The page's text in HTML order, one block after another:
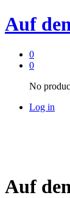
Auf
0
0
No
Log in
Auf